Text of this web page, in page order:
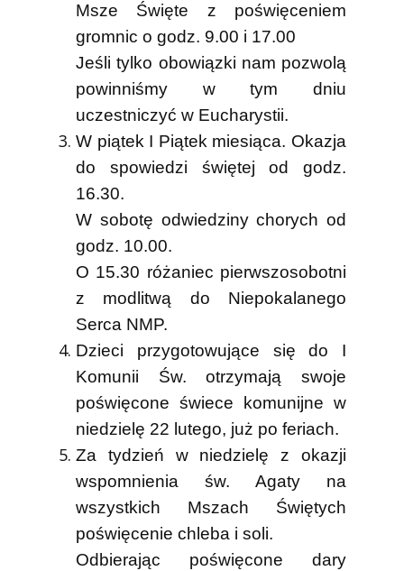
Msze Święte z poświęceniem
gromnic o godz. 9.00 i 17.00
Jeśli tylko obowiązki nam pozwolą
powinniśmy w tym dniu
uczestniczyć w Eucharystii.
W piątek I Piątek miesiąca. Okazja
do spowiedzi świętej od godz.
16.30.
W sobotę odwiedziny chorych od
godz. 10.00.
O 15.30 różaniec pierwszosobotni
z modlitwą do Niepokalanego
Serca NMP.
Dzieci przygotowujące się do I
Komunii Św. otrzymają swoje
poświęcone świece komunijne w
niedzielę 22 lutego, już po feriach.
Za tydzień w niedzielę z okazji
wspomnienia św. Agaty na
wszystkich Mszach Świętych
poświęcenie chleba i soli.
Odbierając poświęcone dary